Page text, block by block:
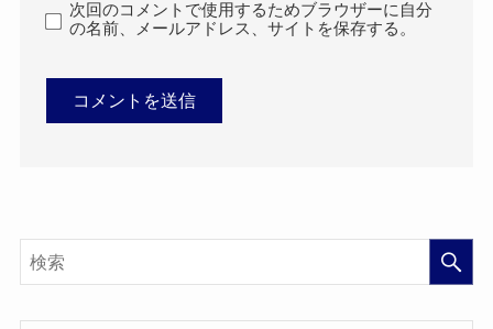
次回のコメントで使用するためブラウザーに自分
の名前、メールアドレス、サイトを保存する。